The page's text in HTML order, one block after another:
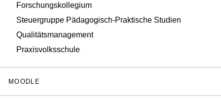
Forschungskollegium
Steuergruppe Pädagogisch-Praktische Studien
Qualitätsmanagement
Praxisvolksschule
MOODLE